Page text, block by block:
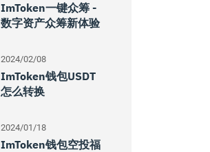
ImToken一键众筹 -
数字资产众筹新体验
2024/02/08
ImToken钱包USDT
怎么转换
2024/01/18
ImToken钱包空投福